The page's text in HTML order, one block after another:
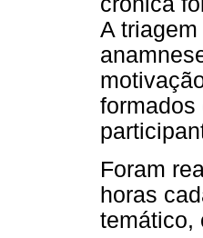
A
formados
Foram
horas
temático,